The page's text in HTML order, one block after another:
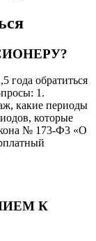
года обратиться
вопросы: 1.
какие периоды
которые
№ 173-Ф3 «О
К